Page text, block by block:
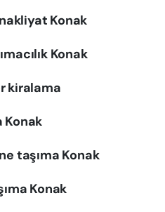
Konak
Konak
kiralama
Konak
taşıma Konak
Konak